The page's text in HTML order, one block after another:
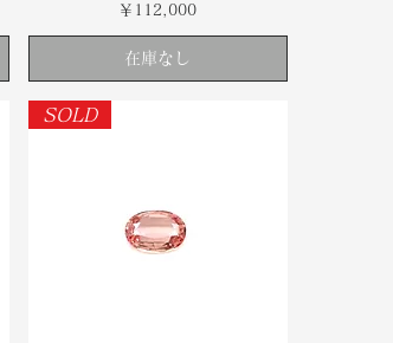
価格
￥112,000
在庫なし
SOLD